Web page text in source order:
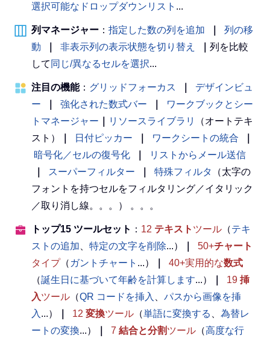
選択可能なドロップダウンリスト ...
列マネージャー ： 指定した数の列を追加
列の移
動
非表示列の表示状態を切り替え
列を比較
して 同じ/異なるセルを選択...
注目の機能： グリッドフォーカス
デザインビュ
ー
強化された数式バー
ワークブックとシー
トマネージャー
リソースライブラリ
（オートテキ
スト）
日付ピッカー ワークシートの統合
暗号化／セルの復号化
リストからメール送信
スーパーフィルター 特殊フィルタ
（太字の
フォントを持つセルをフィルタリング／イタリック
／取り消し線。。。） 。。。
トップ15 ツールセット ： 12 テキスト ツール （テキ
ストの追加
特定の文字を削除...） 50+チャート
タイプ（ ガントチャート ...） 40+実用的な数式
（誕生日に基づいて年齢を計算します...） 19 挿
入ツール （QR コードを挿入
パスから画像を挿
入 ...） 12 変換ツール （単語に変換する
為替レ
ートの変換...） 7 結合と分割ツール （高度な行